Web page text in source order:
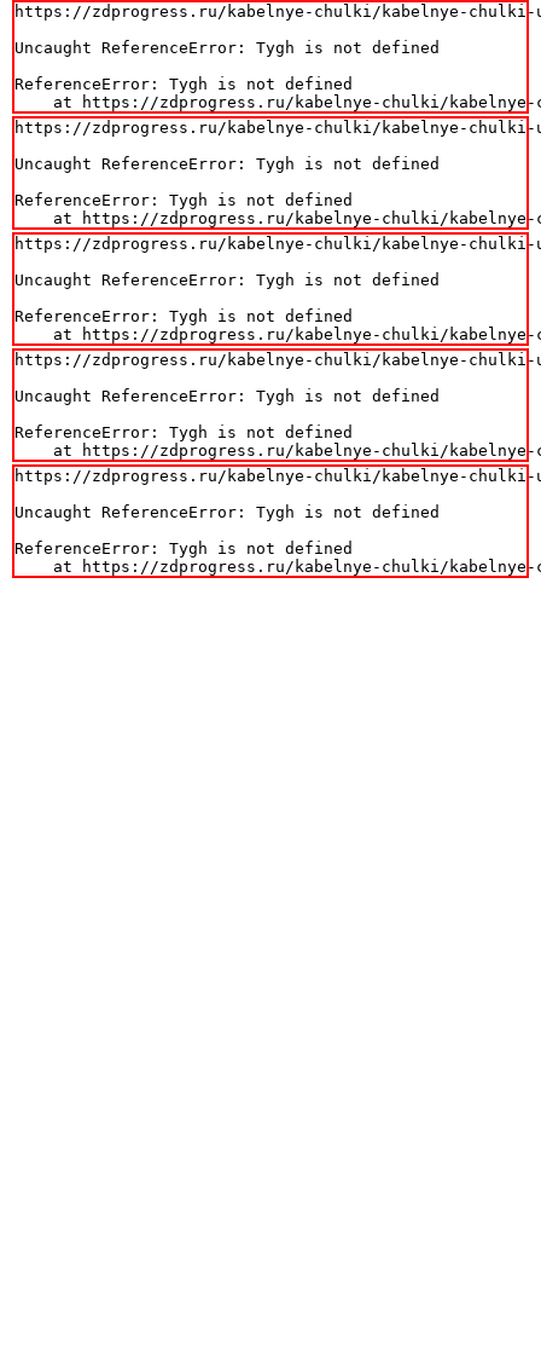
https://zdprogress.ru/kabelnye-chulki/kabelnye-chulki-
Uncaught ReferenceError: Tygh is not defined
ReferenceError: Tygh is not defined
at https://zdprogress.ru/kabelnye-chulki/
https://zdprogress.ru/kabelnye-chulki/kabelnye-chulki-
Uncaught ReferenceError: Tygh is not defined
ReferenceError: Tygh is not defined
at https://zdprogress.ru/kabelnye-chulki/
https://zdprogress.ru/kabelnye-chulki/kabelnye-chulki-
Uncaught ReferenceError: Tygh is not defined
ReferenceError: Tygh is not defined
at https://zdprogress.ru/kabelnye-chulki/
https://zdprogress.ru/kabelnye-chulki/kabelnye-chulki-
Uncaught ReferenceError: Tygh is not defined
ReferenceError: Tygh is not defined
at https://zdprogress.ru/kabelnye-chulki/
https://zdprogress.ru/kabelnye-chulki/kabelnye-chulki-
Uncaught ReferenceError: Tygh is not defined
ReferenceError: Tygh is not defined
at https://zdprogress.ru/kabelnye-chulki/